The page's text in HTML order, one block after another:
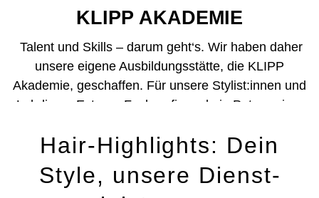
KLIPP AKADEMIE
Talent und Skills – darum geht‘s. Wir haben daher
unsere eigene Ausbildungsstätte, die KLIPP
Akademie, geschaffen. Für unsere Stylist:innen und
Lehrlinge. Externe Fachprofis und ein Potpourri an
dafür, dass uns nie die Ideen ausgehen und wir mit
höchster Qualität punkten können.
Hair-Highlights: Dein
Style, unsere Dienst­